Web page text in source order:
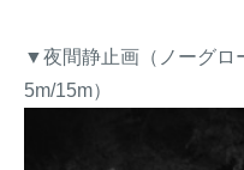
▼夜間静止画（ノーグロ
5m/15m）